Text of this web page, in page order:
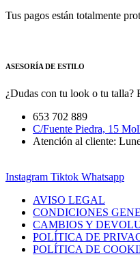
Tus pagos están totalmente
ASESORÍA DE ESTILO
¿Dudas con tu look o tu talla?
653 702 889
C/Fuente Piedra, 15
Atención al cliente:
Instagram Tiktok Whatsapp
AVISO LEGAL
CONDICIONES
CAMBIOS Y
POLÍTICA DE
POLÍTICA DE